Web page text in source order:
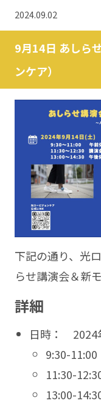
2024.09.02
9月14日 あしら
ンケア）
下記の通り、光
らせ講演会＆新
詳細
日時： 2024
9:30-
11:30-
13:00-